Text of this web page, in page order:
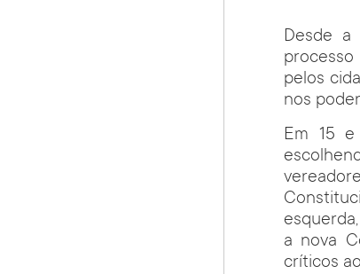
Desde a
pelos
nos
Em 15
a nova
críticos